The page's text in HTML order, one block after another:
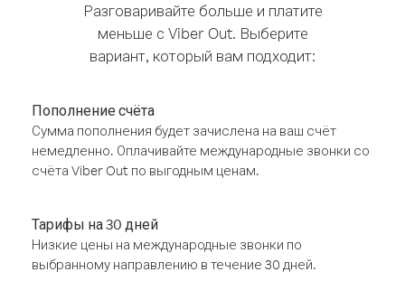
Разговаривайте больше и платите
меньше с Viber Out. Выберите
вариант, который вам подходит:
Пополнение счёта
Сумма пополнения будет зачислена на ваш счёт
немедленно. Оплачивайте международные звонки со
счёта Viber Out по выгодным ценам.
Тарифы на 30 дней
Низкие цены на международные звонки по
выбранному направлению в течение 30 дней.